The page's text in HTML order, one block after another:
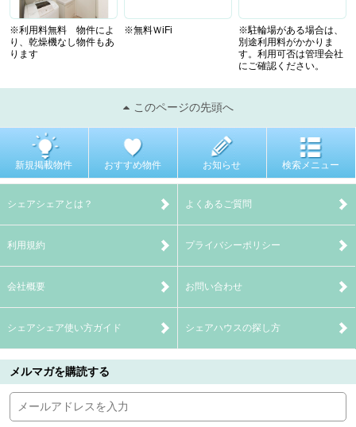
※利用料無料 物件によ
り、乾燥機なし物件もあ
ります
※無料ＷiFi
※駐輪場がある場合は、
別途利用料がかかりま
す。利用可否は管理会社
にご確認ください。
このページの先頭へ
新規掲載物件 おすすめ物件 お知らせ 検索メニュー
シェアシェアとは？ よくあるご質問
利用規約 プライバシーポリシー
会社概要 お問い合わせ
シェアシェア使い方ガイド シェアハウスの探し方
メルマガを購読する